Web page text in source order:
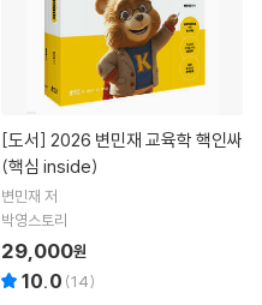
[도서]
(핵심 inside)
변민재 저
박영스토리
29,000원
10.0 (14)